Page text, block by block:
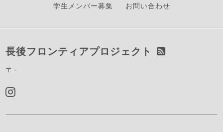
学生メンバー募集
お問い合わせ
長後フロンティアプロジェクト
〒-